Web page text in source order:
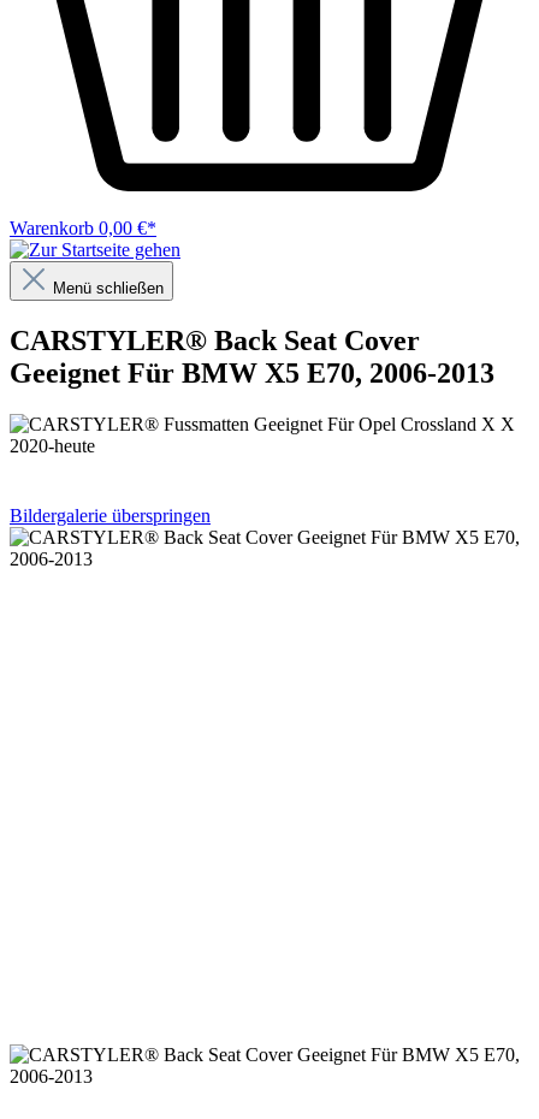
Warenkorb 0,00 €*
Menü schließen
CARSTYLER® Back Seat Cover
Geeignet Für BMW X5 E70, 2006-2013
Bildergalerie überspringen